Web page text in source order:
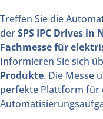
Treffen Sie die
derSPS IPC Drives in
Fachmesse für
Informieren Sie sich
Produkte. Die Messe
perfekte Plattform für